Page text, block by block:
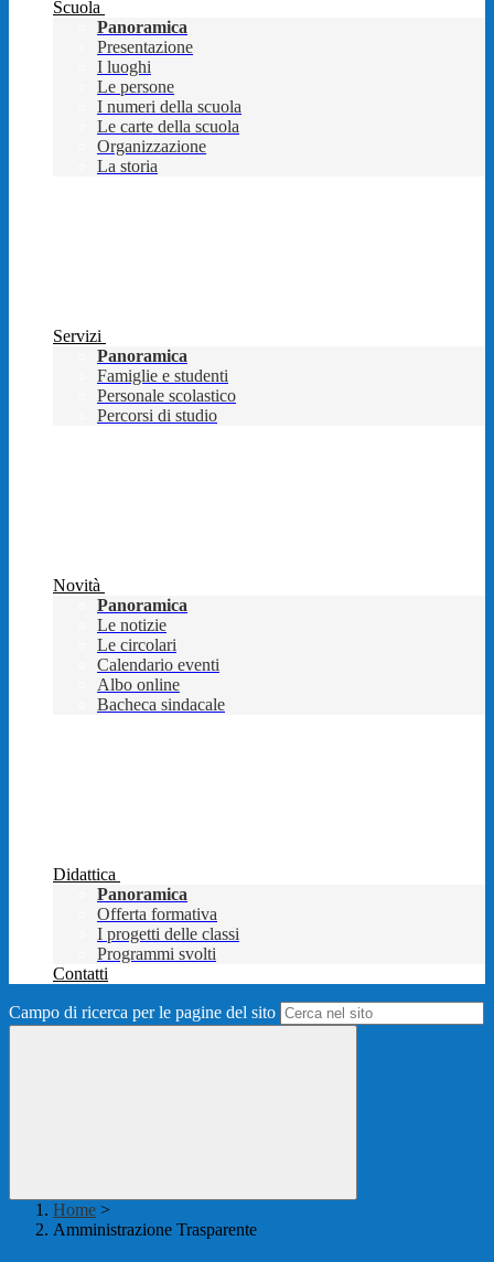
Scuola
Panoramica
Presentazione
I luoghi
Le persone
I numeri della scuola
Le carte della scuola
Organizzazione
La storia
Servizi
Panoramica
Famiglie e studenti
Personale scolastico
Percorsi di studio
Novità
Panoramica
Le notizie
Le circolari
Calendario eventi
Albo online
Bacheca sindacale
Didattica
Panoramica
Offerta formativa
I progetti delle classi
Programmi svolti
Contatti
Campo di ricerca per le pagine del sito
Home >
Amministrazione Trasparente